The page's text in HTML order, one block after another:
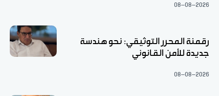
08-08-2026
رقمنة المحرر التوثيقي: نحو هندسة
جديدة للأمن القانوني
08-08-2026